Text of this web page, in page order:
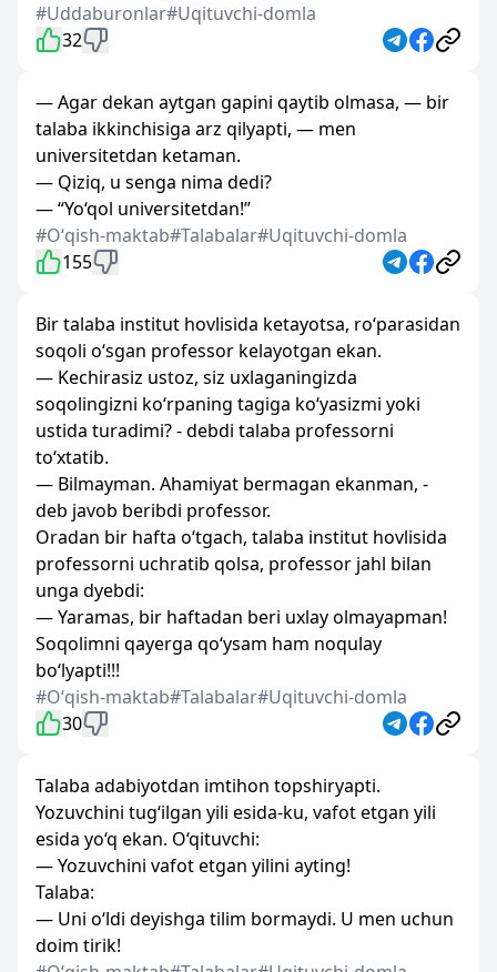
#Uddaburonlar#Uqituvchi-domla
32
— Agar dekan aytgan gapini qaytib olmasa, — bir
talaba ikkinchisiga arz qilyapti, — men
universitetdan ketaman.
— Qiziq, u senga nima dedi?
— “Yo‘qol universitetdan!”
#Oʻqish-maktab#Talabalar#Uqituvchi-domla
155
Bir talaba institut hovlisida ketayotsa, ro‘parasidan
soqoli o‘sgan professor kelayotgan ekan.
— Kechirasiz ustoz, siz uxlaganingizda
soqolingizni ko‘rpaning tagiga ko‘yasizmi yoki
ustida turadimi? - debdi talaba professorni
to‘xtatib.
— Bilmayman. Ahamiyat bermagan ekanman, -
deb javob beribdi professor.
Oradan bir hafta o‘tgach, talaba institut hovlisida
professorni uchratib qolsa, professor jahl bilan
unga dyebdi:
— Yaramas, bir haftadan beri uxlay olmayapman!
Soqolimni qayerga qo‘ysam ham noqulay
bo‘lyapti!!!
#Oʻqish-maktab#Talabalar#Uqituvchi-domla
30
Talaba adabiyotdan imtihon topshiryapti.
Yozuvchini tug‘ilgan yili esida-ku, vafot etgan yili
esida yo‘q ekan. O‘qituvchi:
— Yozuvchini vafot etgan yilini ayting!
Talaba:
— Uni o‘ldi deyishga tilim bormaydi. U men uchun
doim tirik!